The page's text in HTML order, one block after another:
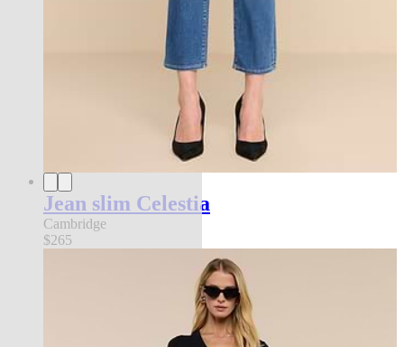
Jean slim Celestia
Cambridge
$265